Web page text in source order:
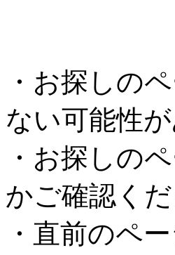
・お探しの
ない可能性が
・お探しの
かご確認くだ
・直前のペ